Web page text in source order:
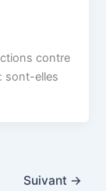
contre
sont-elles
Suivant →